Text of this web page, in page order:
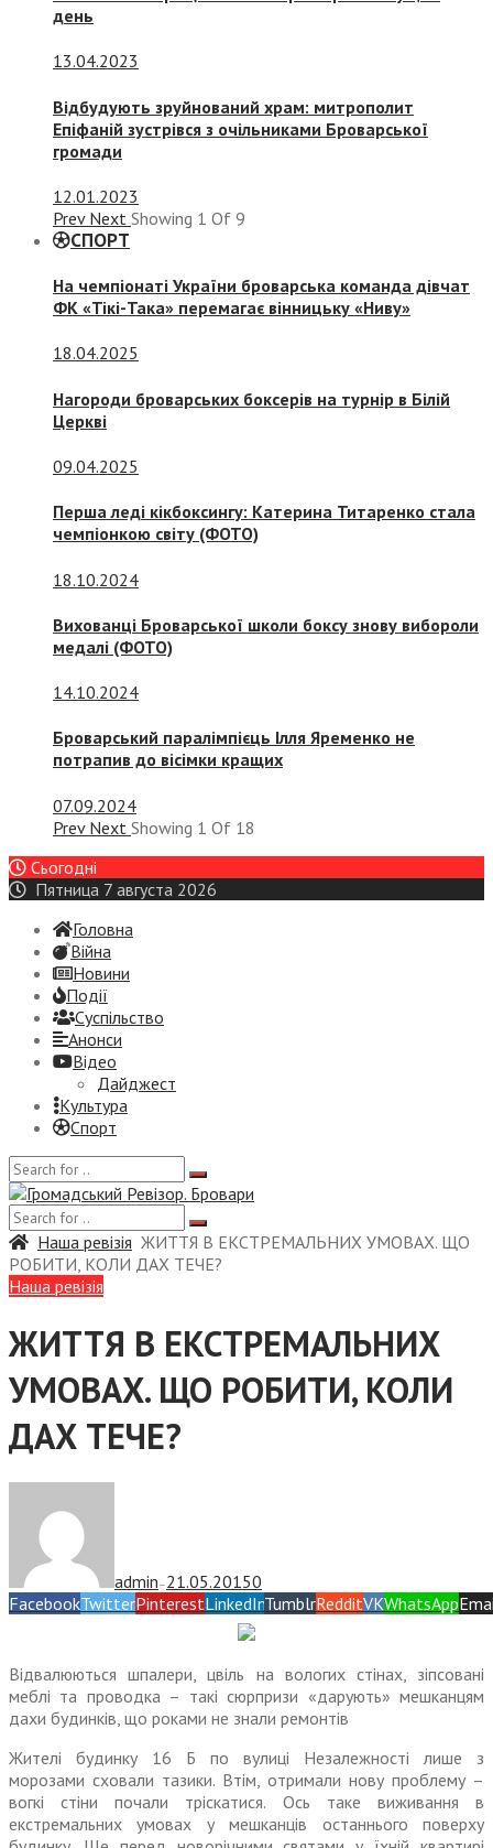
день
13.04.2023
Відбудують зруйнований храм: митрополит
Епіфаній зустрівся з очільниками Броварської
громади
12.01.2023
Prev Next Showing 1 Of 9
СПОРТ
На чемпіонаті України броварська команда дівчат
ФК «Тікі-Така» перемагає вінницьку «Ниву»
18.04.2025
Нагороди броварських боксерів на турнір в Білій
Церкві
09.04.2025
Перша леді кікбоксингу: Катерина Титаренко стала
чемпіонкою світу (ФОТО)
18.10.2024
Вихованці Броварської школи боксу знову вибороли
медалі (ФОТО)
14.10.2024
Броварський паралімпієць Ілля Яременко не
потрапив до вісімки кращих
07.09.2024
Prev Next Showing 1 Of 18
Сьогодні
Пятница 7 августа 2026
Головна
Війна
Новини
Події
Суспiльство
Анонси
Відео
Дайджест
Культура
Спорт
Наша ревізія ЖИТТЯ В ЕКСТРЕМАЛЬНИХ УМОВАХ. ЩО
РОБИТИ, КОЛИ ДАХ ТЕЧЕ?
Наша ревізія
ЖИТТЯ В ЕКСТРЕМАЛЬНИХ
УМОВАХ. ЩО РОБИТИ, КОЛИ
ДАХ ТЕЧЕ?
admin — 21.05.20150
FacebookTwitterPinterestLinkedInTumblrRedditVKWhatsApp
Відвалюються шпалери, цвіль на вологих стінах, зіпсовані
меблі та проводка – такі сюрпризи «дарують» мешканцям
дахи будинків, що роками не знали ремонтів
Жителі будинку 16 Б по вулиці Незалежності лише з
морозами сховали тазики. Втім, отримали нову проблему –
вогкі стіни почали тріскатися. Ось таке виживання в
екстремальних умовах у мешканців останнього поверху